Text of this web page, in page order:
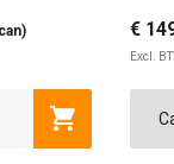
Toevoegen
€
Excl.